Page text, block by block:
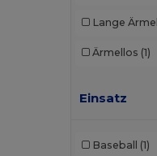
Bella+Canvas
Lange Ärmel
Ärmellos (1)
Einsatz
Baseball (1)